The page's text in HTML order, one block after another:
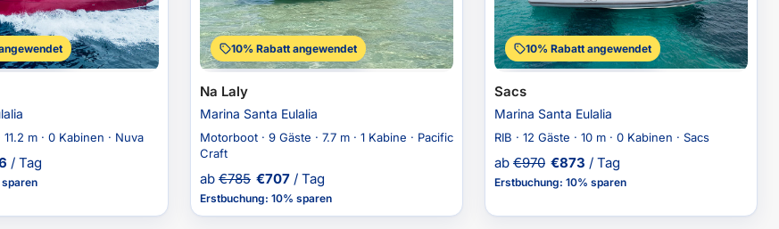
11.2 m · 0 Kabinen · Nuva
/ Tag
sparen
10% Rabatt angewendet
Na Laly
Marina Santa Eulalia
Motorboot · 9 Gäste · 7.7 m · 1 Kabine · Pacific
Craft
ab €785 €707 / Tag
Erstbuchung: 10% sparen
10% Rabatt angewendet
Sacs
Marina Santa Eulalia
RIB · 12 Gäste · 10 m · 0 Kabinen · Sacs
ab €970 €873 / Tag
Erstbuchung: 10% sparen